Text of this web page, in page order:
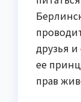
друзья
ее
прав